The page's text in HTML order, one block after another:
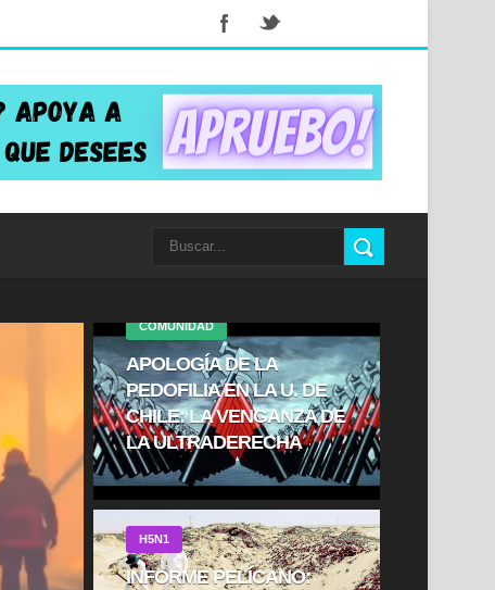
COMUNIDAD
APOLOGÍA DE LA
PEDOFILIA EN LA U. DE
CHILE: LA VENGANZA DE
LA ULTRADERECHA
H5N1
INFORME PELÍCANO: